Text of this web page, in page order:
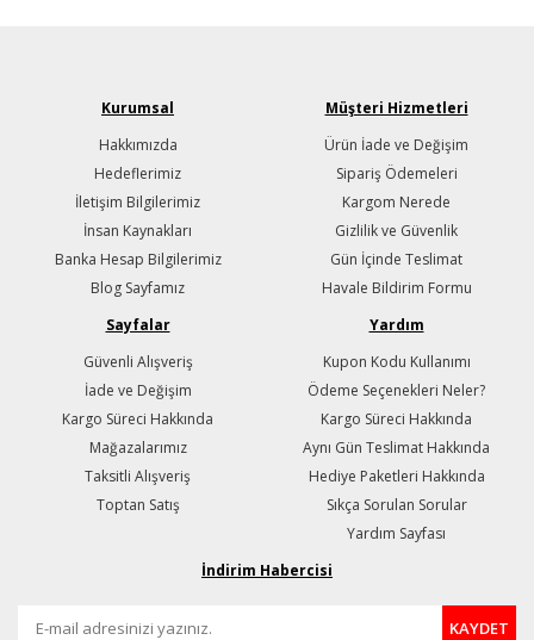
Kurumsal
Hakkımızda
Hedeflerimiz
İletişim Bilgilerimiz
İnsan Kaynakları
Banka Hesap Bilgilerimiz
Blog Sayfamız
Müşteri Hizmetleri
Ürün İade ve Değişim
Sipariş Ödemeleri
Kargom Nerede
Gizlilik ve Güvenlik
Gün İçinde Teslimat
Havale Bildirim Formu
Sayfalar
Güvenli Alışveriş
İade ve Değişim
Kargo Süreci Hakkında
Mağazalarımız
Taksitli Alışveriş
Toptan Satış
Yardım
Kupon Kodu Kullanımı
Ödeme Seçenekleri Neler?
Kargo Süreci Hakkında
Aynı Gün Teslimat Hakkında
Hediye Paketleri Hakkında
Sıkça Sorulan Sorular
Yardım Sayfası
İndirim Habercisi
KAYDET